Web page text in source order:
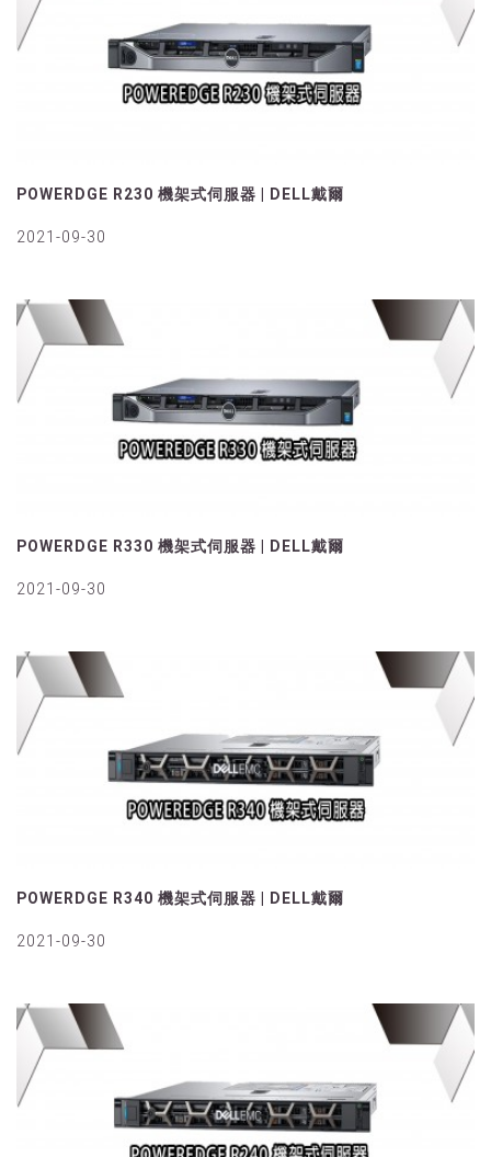
POWERDGE R230 機架式伺服器 | DELL戴爾
2021-09-30
POWERDGE R330 機架式伺服器 | DELL戴爾
2021-09-30
POWERDGE R340 機架式伺服器 | DELL戴爾
2021-09-30